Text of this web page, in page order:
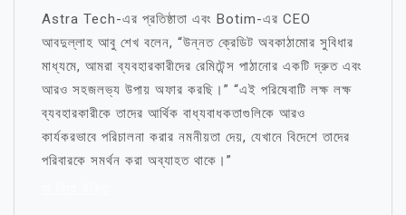
Astra Tech-এর প্রতিষ্ঠাতা এবং Botim-এর CEO
আবদুল্লাহ আবু শেখ বলেন, “উন্নত ক্রেডিট অবকাঠামোর সুবিধার
মাধ্যমে, আমরা ব্যবহারকারীদের রেমিটেন্স পাঠানোর একটি দ্রুত এবং
আরও সহজলভ্য উপায় অফার করছি।” “এই পরিষেবাটি লক্ষ লক্ষ
ব্যবহারকারীকে তাদের আর্থিক বাধ্যবাধকতাগুলিকে আরও
কার্যকরভাবে পরিচালনা করার নমনীয়তা দেয়, যেখানে বিদেশে তাদের
পরিবারকে সমর্থন করা অব্যাহত থাকে।”